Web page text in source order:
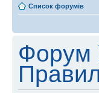
Список форумів
Форум